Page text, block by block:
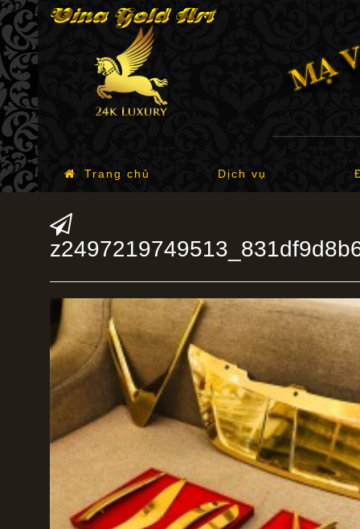
Trang chủ Dịch vụ